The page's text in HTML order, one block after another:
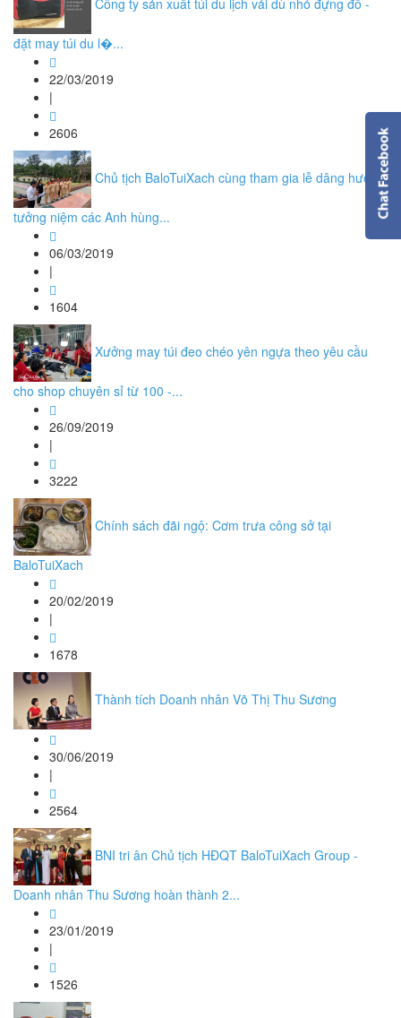
đặt may túi du l�...
22/03/2019
|
2606
Chủ tịch BaloTuiXach cùng tham gia lễ dâng hương
tưởng niệm các Anh hùng...
06/03/2019
|
1604
Xưởng may túi đeo chéo yên ngựa theo yêu cầu
cho shop chuyên sỉ từ 100 -...
26/09/2019
|
3222
Chính sách đãi ngộ: Cơm trưa công sở tại
BaloTuiXach
20/02/2019
|
1678
Thành tích Doanh nhân Võ Thị Thu Sương
30/06/2019
|
2564
BNI tri ân Chủ tịch HĐQT BaloTuiXach Group -
Doanh nhân Thu Sương hoàn thành 2...
23/01/2019
|
1526